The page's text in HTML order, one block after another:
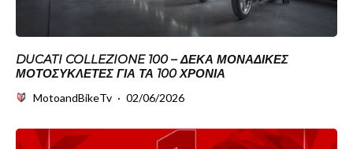
DUCATI COLLEZIONE 100 – ΔΈΚΑ ΜΟΝΑΔΙΚΈΣ
ΜΟΤΟΣΥΚΛΈΤΕΣ ΓΙΑ ΤΑ 100 ΧΡΌΝΙΑ
MotoandBikeTv · 02/06/2026